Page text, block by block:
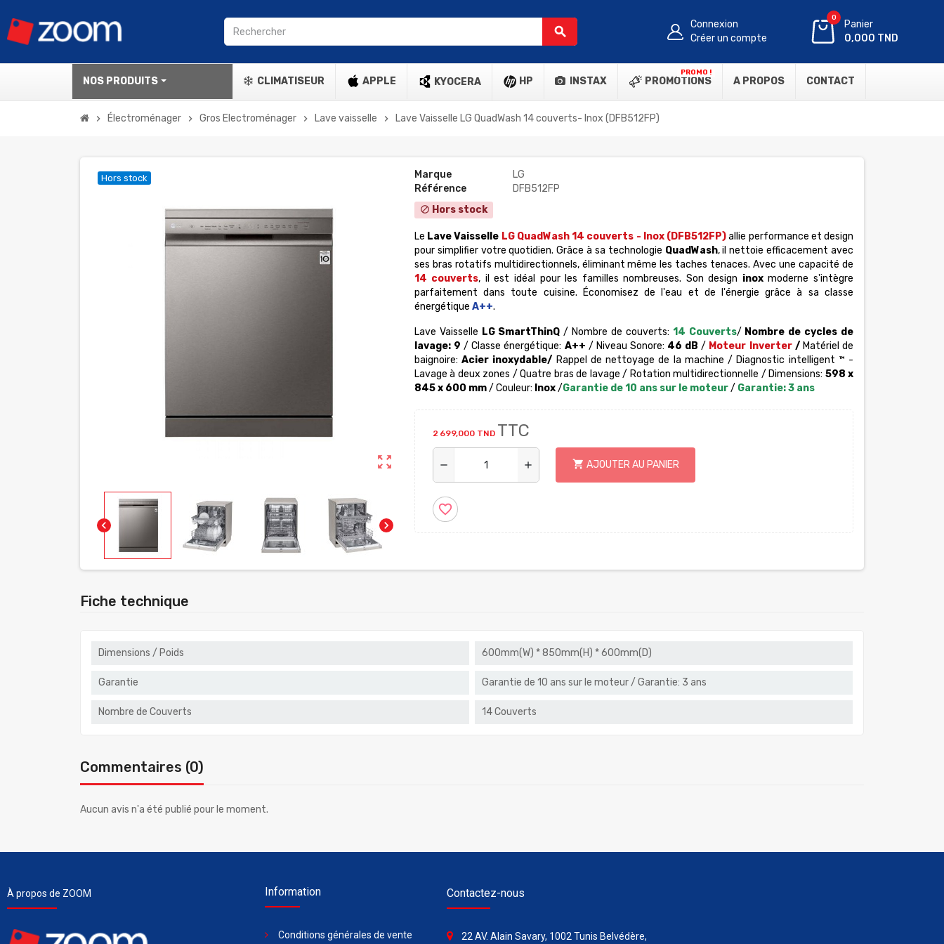
search
Connexion
Créer un compte
0
Panier
0,000 TND
NOS PRODUITS CLIMATISEUR APPLE KYOCERA HP INSTAX PROMOTIONS
PROMO !
A PROPOS CONTACT
chevron_right Électroménager chevron_right Gros Electroménager chevron_right Lave vaisselle chevron_right Lave Vaisselle LG QuadWash 14 couverts- Inox (DFB512FP)
zoom_out_map
chevron_left chevron_right
Hors stock Marque
LG
Référence
DFB512FP
block Hors stock
Le Lave Vaisselle LG QuadWash 14 couverts - Inox (DFB512FP)allie performance et design
pour simplifier votre quotidien. Grâce à sa technologie QuadWash, il nettoie efficacement avec
ses bras rotatifs multidirectionnels, éliminant même les taches tenaces. Avec une capacité de
14 couverts, il est idéal pour les familles nombreuses. Son design inoxmoderne s'intègre
parfaitement dans toute cuisine. Économisez de l'eau et de l'énergie grâce à sa classe
énergétique A++.
Lave Vaisselle LG SmartThinQ / Nombre de couverts: 14 Couverts/ Nombre de cycles de
lavage: 9/ Classe énergétique: A++ / Niveau Sonore: 46 dB/ Moteur Inverter/ Matériel de
baignoire: Acier inoxydable/ Rappel de nettoyage de la machine / Diagnostic intelligent ™ -
Lavage à deux zones / Quatre bras de lavage / Rotation multidirectionnelle / Dimensions: 598 x
845 x 600 mm/ Couleur: Inox/Garantie de 10 ans sur le moteur/ Garantie: 3 ans
2 699,000 TND TTC
remove add shopping_cart AJOUTER AU PANIER
favorite_border
Fiche technique
Dimensions / Poids 600mm(W) * 850mm(H) * 600mm(D)
Garantie Garantie de 10 ans sur le moteur / Garantie: 3 ans
Nombre de Couverts 14 Couverts
Commentaires (0)
Aucun avis n'a été publié pour le moment.
À propos de ZOOM Information
Conditions générales de vente
Contactez-nous
22 AV. Alain Savary, 1002 Tunis Belvédère,